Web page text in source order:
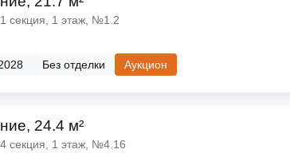
секция, 1 этаж, №1.2
Без отделки Аукцион
24.4 м²
секция, 1 этаж, №4.16